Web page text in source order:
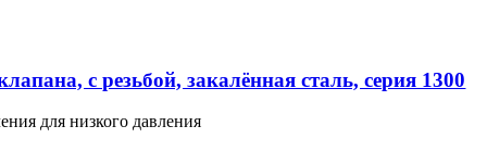
с резьбой, закалённая сталь, серия 1300
для низкого давления